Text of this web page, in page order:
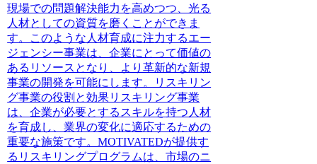
現場での問題解決能力を高めつつ、光る
人材としての資質を磨くことができま
す。このような人材育成に注力するエー
ジェンシー事業は、企業にとって価値の
あるリソースとなり、より革新的な新規
事業の開発を可能にします。リスキリン
グ事業の役割と効果リスキリング事業
は、企業が必要とするスキルを持つ人材
を育成し、業界の変化に適応するための
重要な施策です。MOTIVATEDが提供す
るリスキリングプログラムは、市場のニ